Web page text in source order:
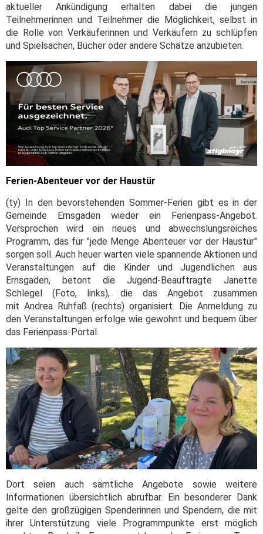
aktueller Ankündigung erhalten dabei die jungen
Teilnehmerinnen und Teilnehmer die Möglichkeit, selbst in
die Rolle von Verkäuferinnen und Verkäufern zu schlüpfen
und Spielsachen, Bücher oder andere Schätze anzubieten.
Ferien-Abenteuer vor der Haustür
(ty) In den bevorstehenden Sommer-Ferien gibt es in der
Gemeinde Ernsgaden wieder ein Ferienpass-Angebot.
Versprochen wird ein neues und abwechslungsreiches
Programm, das für "jede Menge Abenteuer vor der Haustür"
sorgen soll. Auch heuer warten viele spannende Aktionen und
Veranstaltungen auf die Kinder und Jugendlichen aus
Ernsgaden, betont die Jugend-Beauftragte Janette
Schlegel (Foto, links), die das Angebot zusammen
mit Andrea Ruhfaß (rechts) organisiert. Die Anmeldung zu
den Veranstaltungen erfolge wie gewohnt und bequem über
das Ferienpass-Portal.
Dort seien auch sämtliche Angebote sowie weitere
Informationen übersichtlich abrufbar. Ein besonderer Dank
gelte den großzügigen Spenderinnen und Spendern, die mit
ihrer Unterstützung viele Programmpunkte erst möglich